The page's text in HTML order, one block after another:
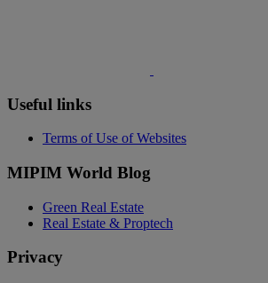
Useful links
Terms of Use of Websites
MIPIM World Blog
Green Real Estate
Real Estate & Proptech
Privacy